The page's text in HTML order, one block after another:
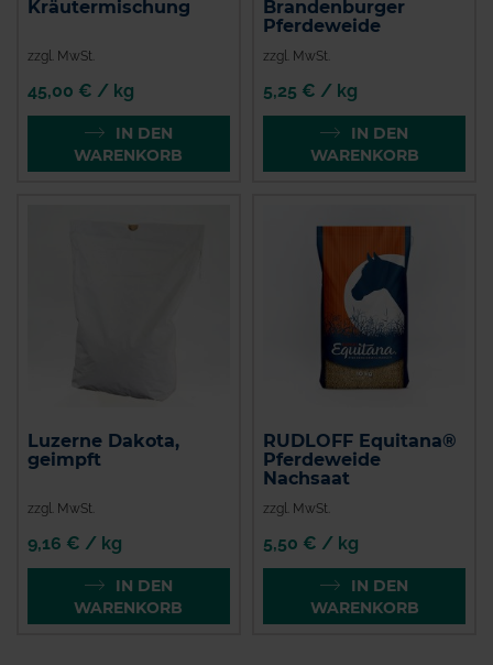
Kräutermischung
zzgl. MwSt.
45,00 € / kg
IN DEN
WARENKORB
Brandenburger
Pferdeweide
zzgl. MwSt.
5,25 € / kg
IN DEN
WARENKORB
Luzerne Dakota,
geimpft
zzgl. MwSt.
9,16 € / kg
IN DEN
WARENKORB
RUDLOFF Equitana®
Pferdeweide
Nachsaat
zzgl. MwSt.
5,50 € / kg
IN DEN
WARENKORB